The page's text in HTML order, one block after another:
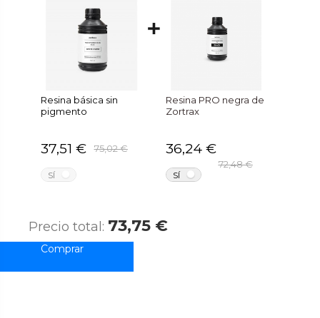
Resina básica sin
pigmento
37,51 € 75,02 €
SÍ
Resina PRO negra de
Zortrax
36,24 €
72,48 €
SÍ
Precio total: 73,75 €